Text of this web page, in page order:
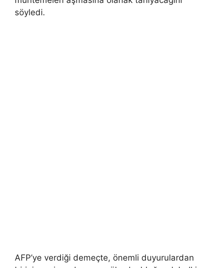
söyledi.
AFP’ye verdiği demeçte, önemli duyurulardan